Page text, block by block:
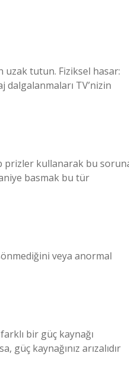
uzak tutun. Fiziksel hasar:
dalgalanmaları TV’nizin
prizler kullanarak bu
basmak bu tür
veya anormal
bir güç kaynağı
güç kaynağınız arızalıdır